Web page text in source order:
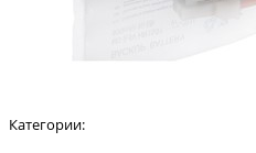
Категории: